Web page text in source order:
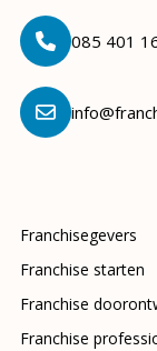
085 401
Franchisegevers
Franchise starten
Franchise
Franchise